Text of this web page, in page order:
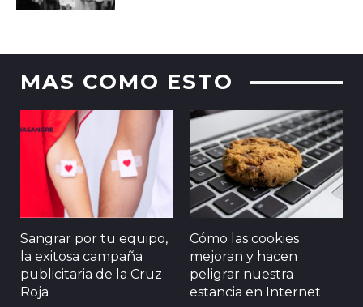
MAS COMO ESTO
Sangrar por tu equipo,
la exitosa campaña
publicitaria de la Cruz
Roja
Cómo las cookies
mejoran y hacen
peligrar nuestra
estancia en Internet